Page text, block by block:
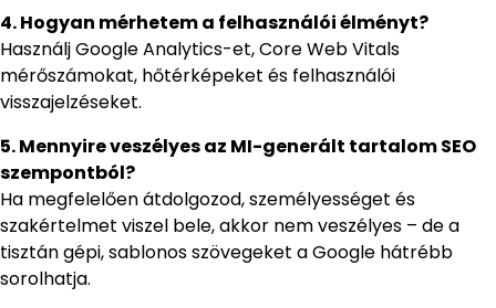
4. Hogyan mérhetem a felhasználói élményt?
Használj Google Analytics-et, Core Web Vitals
mérőszámokat, hőtérképeket és felhasználói
visszajelzéseket.
5. Mennyire veszélyes az MI-generált tartalom SEO
szempontból?
Ha megfelelően átdolgozod, személyességet és
szakértelmet viszel bele, akkor nem veszélyes – de a
tisztán gépi, sablonos szövegeket a Google hátrébb
sorolhatja.